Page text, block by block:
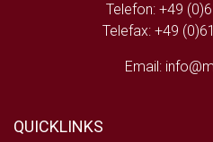
Telefon: +49
Telefax: +49
Email:
QUICKLINKS